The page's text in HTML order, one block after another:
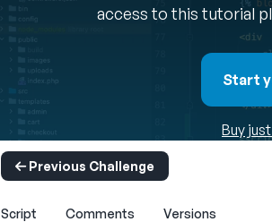
access to this tutorial
Start
Buy
Previous Challenge
Script Comments Versions